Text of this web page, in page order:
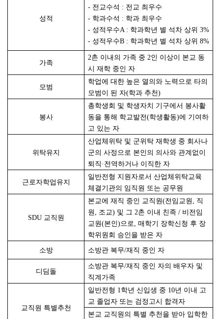
성적
- 전교수석 : 전교 최우수
- 학과수석 : 학과 최우수
- 성적우수A : 학과학년 별 석차 상위 3%
- 성적우수B : 학과학년 별 석차 상위 8%
가족
2촌 이내의 가족 중 2인 이상이 본교 동
시 재학 중인 자
모범
학업에 대한 높은 열의와 노력으로 타의
모범이 된 자(학과 추천)
봉사
총학생회 및 학생자치 기구에서 봉사활
동을 통해 학교발전(학생활동)에 기여하
고 있는 자
위탁유지
산업체위탁 및 군위탁 재학생 중 회사나
군의 사정으로 본인의 의사와 관계없이
퇴직·전역하거나 이직한 자
근로자학업유지
일반전형 지원자로서 산업체위탁교육
체결기관의 임직원 또는 공무원
SDU 교직원
본교에 재직 중인 교직원(전임교원, 직
원, 조교) 및 그 2촌 이내 친족 / 비전임
교원(본인)으로, 매학기 장학신청 후 장
학위원회 승인을 받은 자
소방 소방관 복무/재직 중인 자
디딤돌
소방관 복무/재직 중인 자의 배우자 및
직계가족
교직원 특별추천
일반전형 1학년 신입생 중 10년 이내 고
교 졸업자 또는 검정고시 합격자
본교 교직원의 특별 추천을 받아 입학한